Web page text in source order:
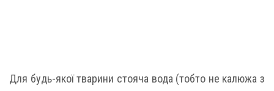
Для будь-якої тварини стояча вода (тобто не калюжа з